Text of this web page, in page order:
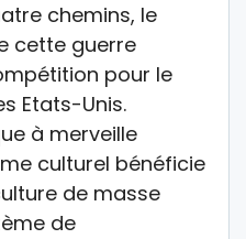
chemins, le
cette guerre
pour le
Etats-Unis.
à merveille
culturel bénéficie
de masse
de